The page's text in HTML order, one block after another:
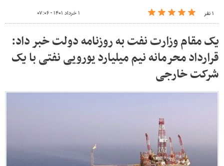
۱ نفر ۱ خرداد ۱۴۰۱ - ۰۷:۰۶
یک مقام وزارت نفت به روزنامه دولت خبر داد:
قرارداد محرمانه نیم میلیارد یورویی نفتی با یک
شرکت خارجی